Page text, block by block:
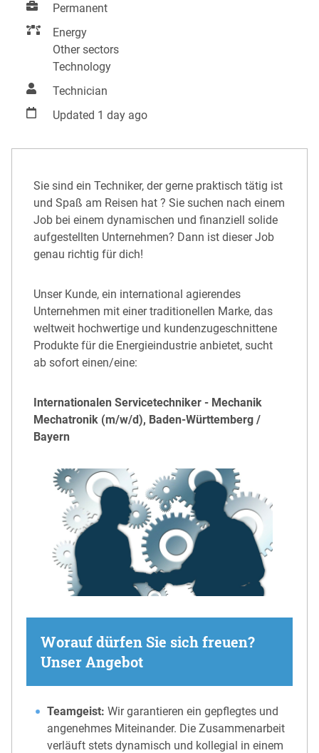
Permanent
Energy
Other sectors
Technology
Technician
Updated 1 day ago
Sie sind ein Techniker, der gerne praktisch tätig ist
und Spaß am Reisen hat ? Sie suchen nach einem
Job bei einem dynamischen und finanziell solide
aufgestellten Unternehmen? Dann ist dieser Job
genau richtig für dich!
Unser Kunde, ein international agierendes
Unternehmen mit einer traditionellen Marke, das
weltweit hochwertige und kundenzugeschnittene
Produkte für die Energieindustrie anbietet, sucht
ab sofort einen/eine:
Internationalen Servicetechniker - Mechanik
Mechatronik (m/w/d), Baden-Württemberg /
Bayern
Worauf dürfen Sie sich freuen?
Unser Angebot
Teamgeist: Wir garantieren ein gepflegtes und
angenehmes Miteinander. Die Zusammenarbeit
verläuft stets dynamisch und kollegial in einem